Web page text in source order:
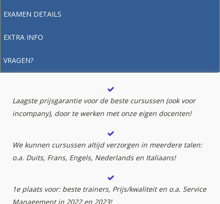
EXAMEN DETAILS
EXTRA INFO
VRAGEN?
Laagste prijsgarantie voor de beste cursussen (ook voor
incompany), door te werken met onze eigen docenten!
We kunnen cursussen altijd verzorgen in meerdere talen:
o.a. Duits, Frans, Engels, Nederlands en Italiaans!
1e plaats voor: beste trainers, Prijs/kwaliteit en o.a. Service
Management in 2022 en 2023!